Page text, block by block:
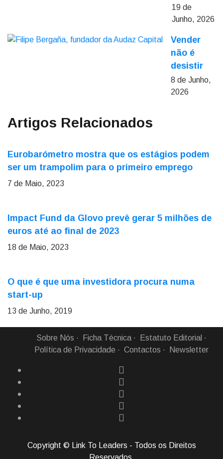
19 de
Junho, 2026
Vender
não é
desistir
8 de Junho,
2026
Artigos Relacionados
Eurobarómetro mostra que os estágios podem
ser um trampolim para o primeiro emprego
7 de Maio, 2023
Impact Fund da Glovo prevê gerar 5 milhões de
euros até ao final de 2023
18 de Maio, 2023
O que é que uma investidora procura numa
start-up
13 de Junho, 2019
Sobre Nós Ficha Técnica
Estatuto Editorial
Política de Privacidade
Contactos Newsletter
Copyright © Link To Leaders - Todos os Direitos
Reservados.